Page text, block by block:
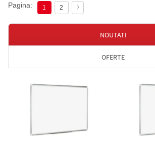
Pagina: 1 2
NOUTATI
OFERTE